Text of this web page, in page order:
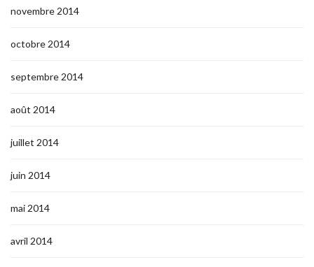
novembre 2014
octobre 2014
septembre 2014
août 2014
juillet 2014
juin 2014
mai 2014
avril 2014